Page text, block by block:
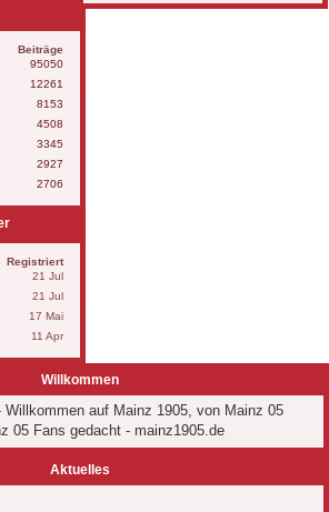
Willkommen
Willkommen auf Mainz 1905, von Mainz 05
05 Fans gedacht - mainz1905.de
Aktuelles
Beiträge
95050
12261
8153
4508
3345
2927
2706
Registriert
21 Jul
21 Jul
17 Mai
11 Apr